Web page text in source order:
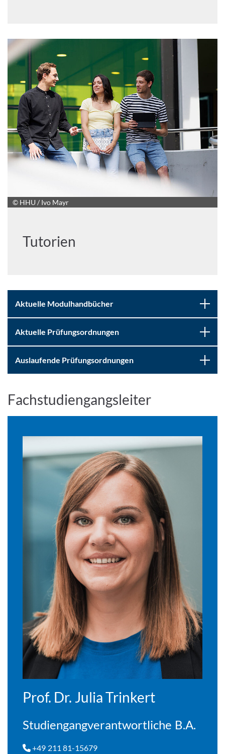
© HHU / Ivo Mayr
Tutorien
Aktuelle Modulhandbücher
Aktuelle Prüfungsordnungen
Auslaufende Prüfungsordnungen
Fachstudiengangsleiter
Prof. Dr. Julia Trinkert
Studiengangverantwortliche B.A.
+49 211 81-15679